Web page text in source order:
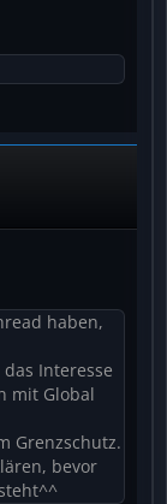
haben,
Interesse
mit Global
Grenzschutz.
bevor